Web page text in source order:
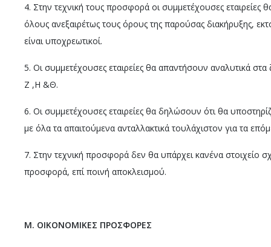
4. Στην τεχνική τους προσφορά οι συμμετέχουσες εταιρείες
όλους ανεξαιρέτως τους όρους της παρούσας διακήρυξης,
είναι υποχρεωτικοί.
5. Οι συμμετέχουσες εταιρείες θα απαντήσουν αναλυτικά
Ζ ,Η &Θ.
6. Οι συμμετέχουσες εταιρείες θα δηλώσουν ότι θα
με όλα τα απαιτούμενα ανταλλακτικά τουλάχιστον για τα
7. Στην τεχνική προσφορά δεν θα υπάρχει κανένα στοιχείο
προσφορά, επί ποινή αποκλεισμού.
Μ. OIKONOMIKEΣ ΠΡΟΣΦΟΡΕΣ